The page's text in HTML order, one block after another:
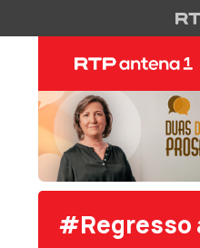
#Regresso